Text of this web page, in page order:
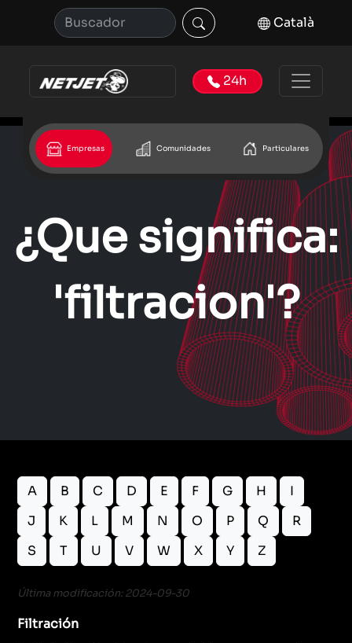
Català
24h
Empresas Comunidades Particulares
¿Que significa:
'filtracion'?
A B C D E F G H
I
J
K L M N O P Q
R
S
T U V W X Y Z
Última modificación: 2024-09-30
Filtración